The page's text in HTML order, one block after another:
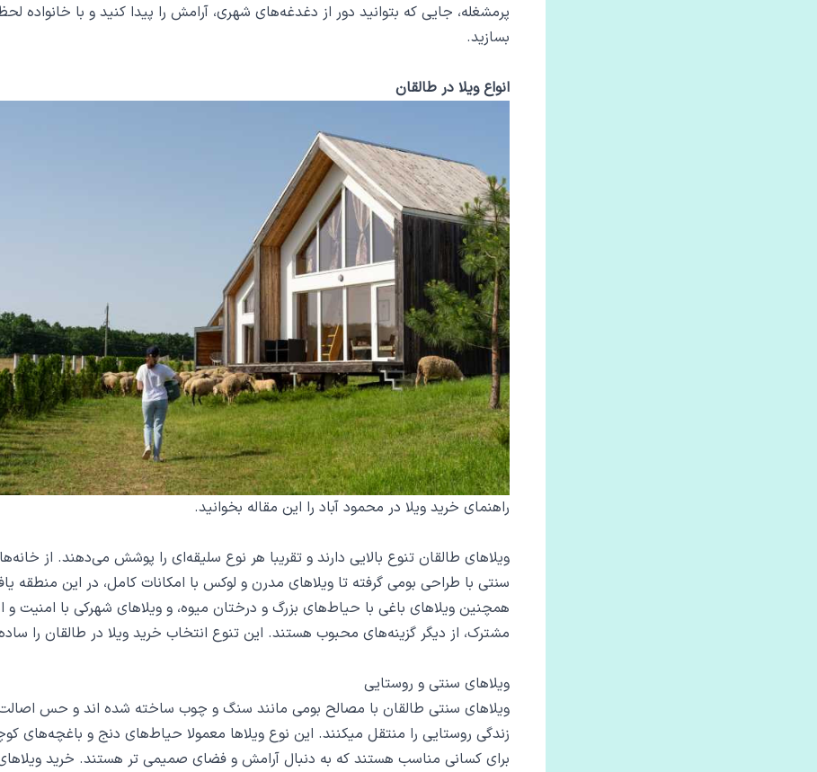
پرمشغله، جایی که بتوانید دور از دغدغه‌های شهری، آرامش را پیدا کنید و با خانواده
بسازید.
انواع ویلا در طالقان
راهنمای خرید ویلا در محمود آباد را این مقاله بخوانید.
ویلاهای طالقان تنوع بالایی دارند و تقریبا هر نوع سلیقه‌ای را پوشش می‌دهند. از
سنتی با طراحی بومی گرفته تا ویلاهای مدرن و لوکس با امکانات کامل، در این منطقه
همچنین ویلاهای باغی با حیاط‌های بزرگ و درختان میوه، و ویلاهای شهرکی با امنیت و
مشترک، از دیگر گزینه‌های محبوب هستند. این تنوع انتخاب خرید ویلا در طالقان را
ویلاهای سنتی و روستایی
ویلاهای سنتی طالقان با مصالح بومی مانند سنگ و چوب ساخته شده‌ اند و حس
زندگی روستایی را منتقل میکنند. این نوع ویلاها معمولا حیاط‌های دنج و باغچه‌های
برای کسانی مناسب هستند که به دنبال آرامش و فضای صمیمی ‌تر هستند. خرید